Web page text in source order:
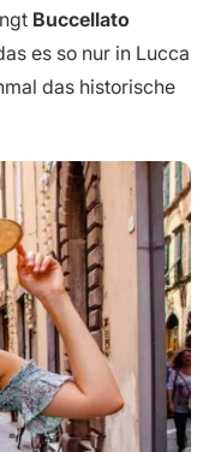
Buccellato
es so nur in Lucca
das historische